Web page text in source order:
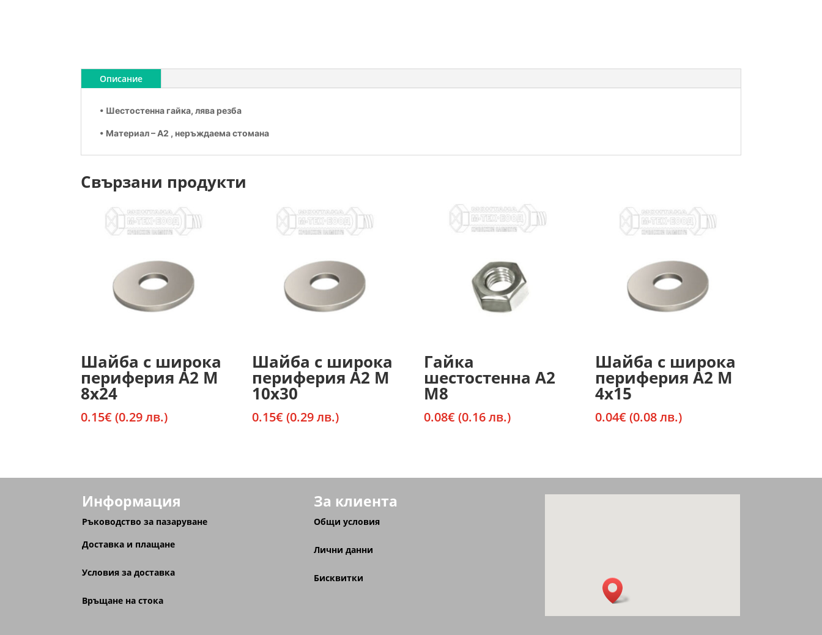
Описание
• Шестостенна гайка, лява резба
• Материал – А2 , неръждаема стомана
Свързани продукти
Шайба с широка
периферия А2 М
8х24
0.15€ (0.29 лв.)
Шайба с широка
периферия А2 М
10х30
0.15€ (0.29 лв.)
Гайка
шестостенна А2
М8
0.08€ (0.16 лв.)
Шайба с широка
периферия А2 М
4х15
0.04€ (0.08 лв.)
Информация
Ръководство за пазаруване
Доставка и плащане
Условия за доставка
Връщане на стока
За клиента
Общи условия
Лични данни
Бисквитки